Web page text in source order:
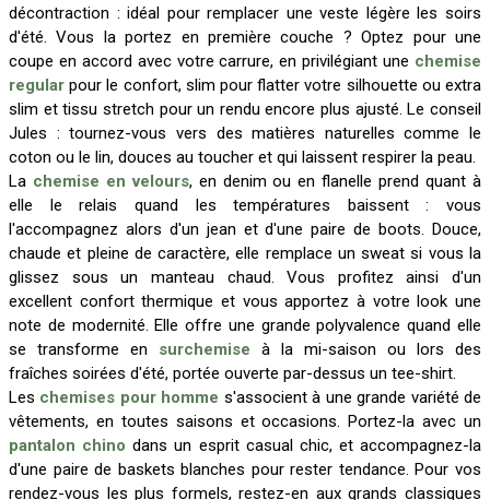
décontraction : idéal pour remplacer une veste légère les soirs
d'été. Vous la portez en première couche ? Optez pour une
coupe en accord avec votre carrure, en privilégiant une chemise
regular pour le confort, slim pour flatter votre silhouette ou extra
slim et tissu stretch pour un rendu encore plus ajusté. Le conseil
Jules : tournez-vous vers des matières naturelles comme le
coton ou le lin, douces au toucher et qui laissent respirer la peau.
La chemise en velours, en denim ou en flanelle prend quant à
elle le relais quand les températures baissent : vous
l'accompagnez alors d'un jean et d'une paire de boots. Douce,
chaude et pleine de caractère, elle remplace un sweat si vous la
glissez sous un manteau chaud. Vous profitez ainsi d'un
excellent confort thermique et vous apportez à votre look une
note de modernité. Elle offre une grande polyvalence quand elle
se transforme en surchemise à la mi-saison ou lors des
fraîches soirées d'été, portée ouverte par-dessus un tee-shirt.
Les chemises pour homme s'associent à une grande variété de
vêtements, en toutes saisons et occasions. Portez-la avec un
pantalon chino dans un esprit casual chic, et accompagnez-la
d'une paire de baskets blanches pour rester tendance. Pour vos
rendez-vous les plus formels, restez-en aux grands classiques